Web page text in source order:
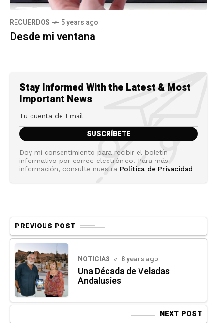
RECUERDOS 5 years ago
Desde mi ventana
Stay Informed With the Latest & Most
Important News
Doy mi consentimiento para recibir el boletín
informativo por correo electrónico. Para más
información, consulte nuestra Política de Privacidad
PREVIOUS POST
NOTICIAS 8 years ago
Una Década de Veladas
Andalusíes
NEXT POST